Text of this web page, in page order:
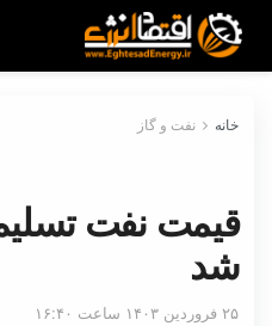
خانه نفت و گاز
قیمت نفت
شد
۲۵ فروردین ۱۴۰۳ ساعت ۱۶:۴۰